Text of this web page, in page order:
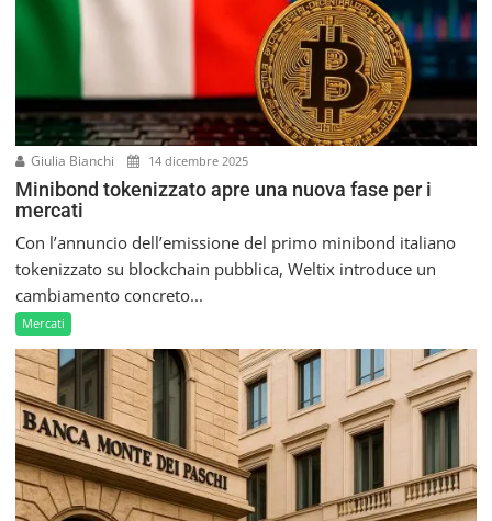
Giulia Bianchi 14 dicembre 2025
Minibond tokenizzato apre una nuova fase per i
mercati
Con l’annuncio dell’emissione del primo minibond italiano
tokenizzato su blockchain pubblica, Weltix introduce un
cambiamento concreto...
Mercati